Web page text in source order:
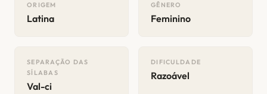
ORIGEM
Latina
GÊNERO
Feminino
SEPARAÇÃO DAS
SÍLABAS
Val-ci
DIFICULDADE
Razoável